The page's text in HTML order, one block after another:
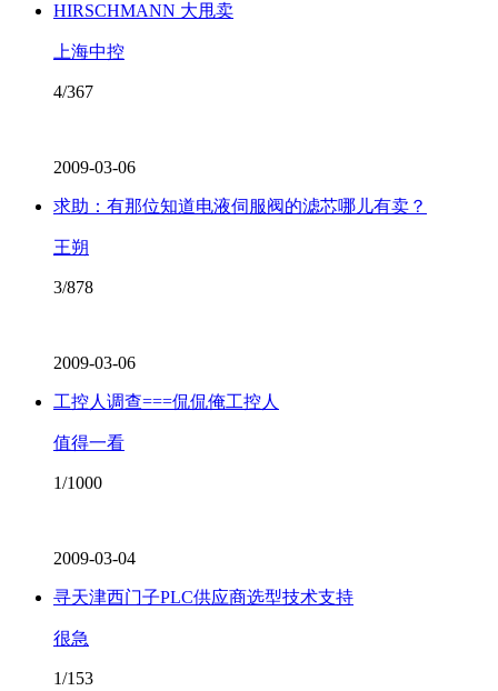
HIRSCHMANN 大甩卖
上海中控
4/367
2009-03-06
求助：有那位知道电液伺服阀的滤芯哪儿有卖？
王朔
3/878
2009-03-06
工控人调查===侃侃俺工控人
值得一看
1/1000
2009-03-04
寻天津西门子PLC供应商选型技术支持
很急
1/153